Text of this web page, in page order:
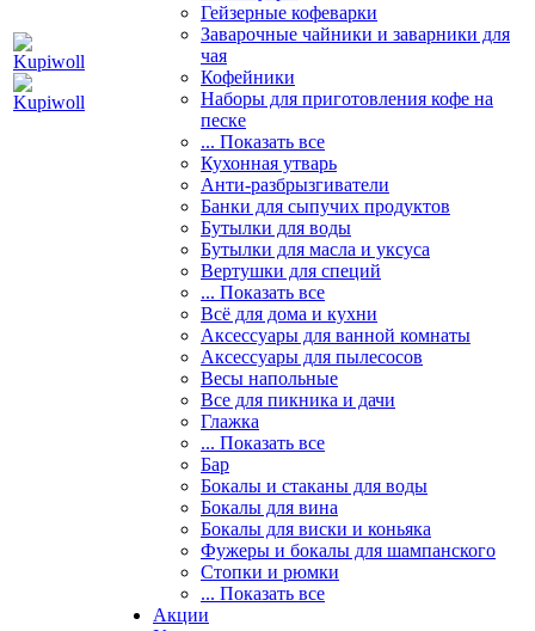
Гейзерные кофеварки
Заварочные чайники и заварники для
чая
Кофейники
Наборы для приготовления кофе на
песке
... Показать все
Кухонная утварь
Анти-разбрызгиватели
Банки для сыпучих продуктов
Бутылки для воды
Бутылки для масла и уксуса
Вертушки для специй
... Показать все
Всё для дома и кухни
Аксессуары для ванной комнаты
Аксессуары для пылесосов
Весы напольные
Все для пикника и дачи
Глажка
... Показать все
Бар
Бокалы и стаканы для воды
Бокалы для вина
Бокалы для виски и коньяка
Фужеры и бокалы для шампанского
Стопки и рюмки
... Показать все
Акции